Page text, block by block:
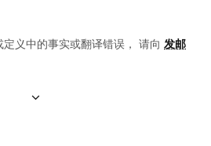
义中的事实或翻译错误， 请向 发邮